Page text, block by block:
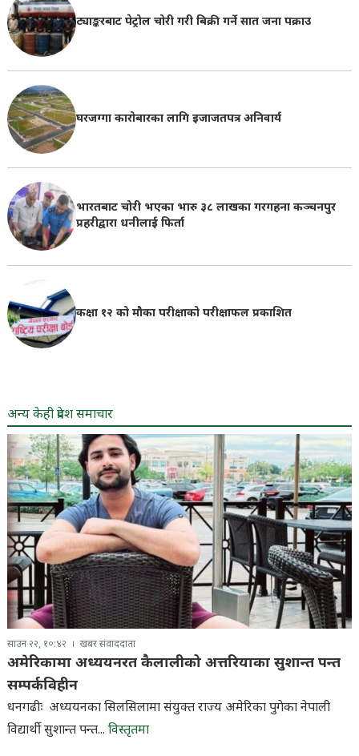
ट्याङ्करबाट पेट्रोल चोरी गरी बिक्री गर्ने सात जना पक्राउ
घरजग्गा कारोबारका लागि इजाजतपत्र अनिवार्य
भारतबाट चोरी भएका भारु ३८ लाखका गरगहना कञ्चनपुर
प्रहरीद्वारा धनीलाई फिर्ता
कक्षा १२ को मौका परीक्षाको परीक्षाफल प्रकाशित
अन्य केही प्रदेश समाचार
साउन २२, १०:४२ खबर संवाददाता
अमेरिकामा अध्ययनरत कैलालीको अत्तरियाका सुशान्त पन्त
सम्पर्कविहीन
धनगढीः अध्ययनका सिलसिलामा संयुक्त राज्य अमेरिका पुगेका नेपाली
विद्यार्थी सुशान्त पन्त... विस्तृतमा